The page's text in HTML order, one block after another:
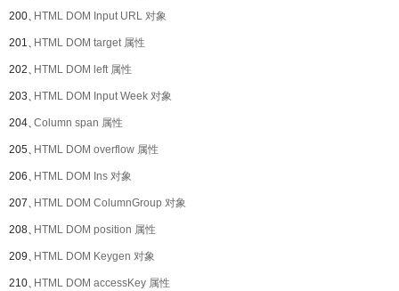
200、HTML DOM Input URL 对象
201、HTML DOM target 属性
202、HTML DOM left 属性
203、HTML DOM Input Week 对象
204、Column span 属性
205、HTML DOM overflow 属性
206、HTML DOM Ins 对象
207、HTML DOM ColumnGroup 对象
208、HTML DOM position 属性
209、HTML DOM Keygen 对象
210、HTML DOM accessKey 属性